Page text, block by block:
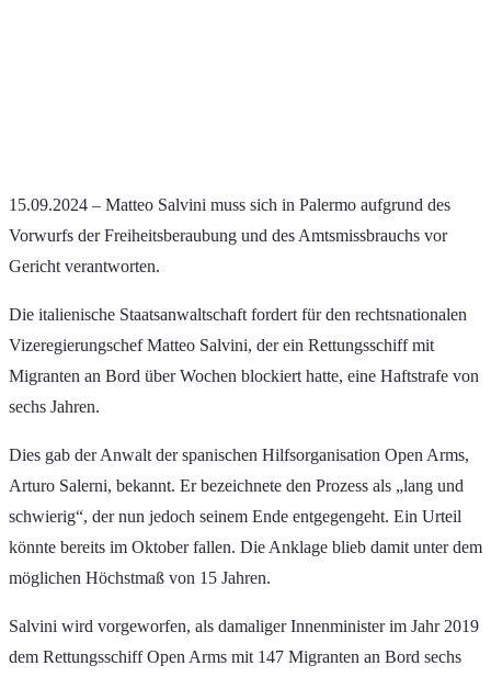
15.09.2024 – Matteo Salvini muss sich in Palermo aufgrund des
Vorwurfs der Freiheitsberaubung und des Amtsmissbrauchs vor
Gericht verantworten.
Die italienische Staatsanwaltschaft fordert für den rechtsnationalen
Vizeregierungschef Matteo Salvini, der ein Rettungsschiff mit
Migranten an Bord über Wochen blockiert hatte, eine Haftstrafe von
sechs Jahren.
Dies gab der Anwalt der spanischen Hilfsorganisation Open Arms,
Arturo Salerni, bekannt. Er bezeichnete den Prozess als „lang und
schwierig“, der nun jedoch seinem Ende entgegengeht. Ein Urteil
könnte bereits im Oktober fallen. Die Anklage blieb damit unter dem
möglichen Höchstmaß von 15 Jahren.
Salvini wird vorgeworfen, als damaliger Innenminister im Jahr 2019
dem Rettungsschiff Open Arms mit 147 Migranten an Bord sechs